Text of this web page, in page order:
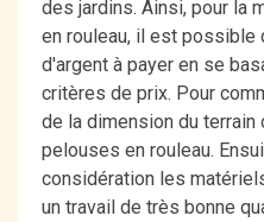
des jardins. Ainsi, pour la
en rouleau, il est possible
d'argent à payer en se
critères de prix. Pour
de la dimension du
pelouses en rouleau.
considération les
un travail de très bonne